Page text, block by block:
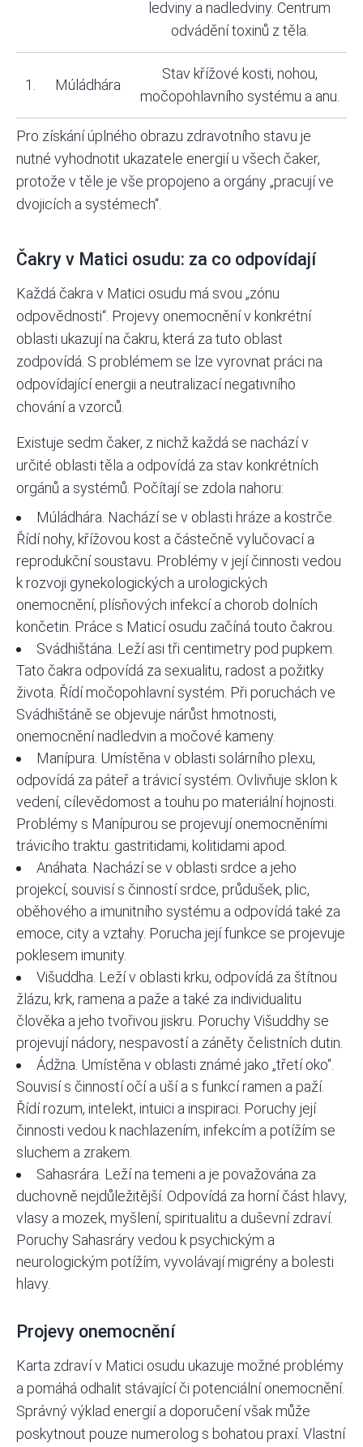
ledviny a nadledviny. Centrum
odvádění toxinů z těla.
1. Múládhára
Stav křížové kosti, nohou,
močopohlavního systému a anu.
Pro získání úplného obrazu zdravotního stavu je
nutné vyhodnotit ukazatele energií u všech čaker,
protože v těle je vše propojeno a orgány „pracují ve
dvojicích a systémech“.
Čakry v Matici osudu: za co odpovídají
Každá čakra v Matici osudu má svou „zónu
odpovědnosti“. Projevy onemocnění v konkrétní
oblasti ukazují na čakru, která za tuto oblast
zodpovídá. S problémem se lze vyrovnat práci na
odpovídající energii a neutralizací negativního
chování a vzorců.
Existuje sedm čaker, z nichž každá se nachází v
určité oblasti těla a odpovídá za stav konkrétních
orgánů a systémů. Počítají se zdola nahoru:
Múládhára. Nachází se v oblasti hráze a kostrče.
Řídí nohy, křížovou kost a částečně vylučovací a
reprodukční soustavu. Problémy v její činnosti vedou
k rozvoji gynekologických a urologických
onemocnění, plísňových infekcí a chorob dolních
končetin. Práce s Maticí osudu začíná touto čakrou.
Svádhištána. Leží asi tři centimetry pod pupkem.
Tato čakra odpovídá za sexualitu, radost a požitky
života. Řídí močopohlavní systém. Při poruchách ve
Svádhištáně se objevuje nárůst hmotnosti,
onemocnění nadledvin a močové kameny.
Manípura. Umístěna v oblasti solárního plexu,
odpovídá za páteř a trávicí systém. Ovlivňuje sklon k
vedení, cílevědomost a touhu po materiální hojnosti.
Problémy s Manípurou se projevují onemocněními
trávicího traktu: gastritidami, kolitidami apod.
Anáhata. Nachází se v oblasti srdce a jeho
projekcí, souvisí s činností srdce, průdušek, plic,
oběhového a imunitního systému a odpovídá také za
emoce, city a vztahy. Porucha její funkce se projevuje
poklesem imunity.
Višuddha. Leží v oblasti krku, odpovídá za štítnou
žlázu, krk, ramena a paže a také za individualitu
člověka a jeho tvořivou jiskru. Poruchy Višuddhy se
projevují nádory, nespavostí a záněty čelistních dutin.
Ádžna. Umístěna v oblasti známé jako „třetí oko“.
Souvisí s činností očí a uší a s funkcí ramen a paží.
Řídí rozum, intelekt, intuici a inspiraci. Poruchy její
činnosti vedou k nachlazením, infekcím a potížím se
sluchem a zrakem.
Sahasrára. Leží na temeni a je považována za
duchovně nejdůležitější. Odpovídá za horní část hlavy,
vlasy a mozek, myšlení, spiritualitu a duševní zdraví.
Poruchy Sahasráry vedou k psychickým a
neurologickým potížím, vyvolávají migrény a bolesti
hlavy.
Projevy onemocnění
Karta zdraví v Matici osudu ukazuje možné problémy
a pomáhá odhalit stávající či potenciální onemocnění.
Správný výklad energií a doporučení však může
poskytnout pouze numerolog s bohatou praxí. Vlastní